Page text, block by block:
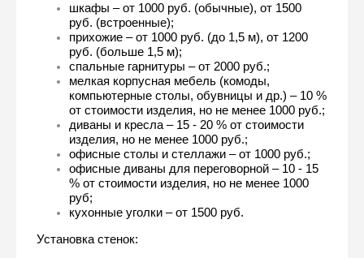
шкафы – от 1000 руб. (обычные), от 1500
руб. (встроенные);
прихожие – от 1000 руб. (до 1,5 м), от 1200
руб. (больше 1,5 м);
спальные гарнитуры – от 2000 руб.;
мелкая корпусная мебель (комоды,
компьютерные столы, обувницы и др.) – 10 %
от стоимости изделия, но не менее 1000 руб.;
диваны и кресла – 15 - 20 % от стоимости
изделия, но не менее 1000 руб.;
офисные столы и стеллажи – от 1000 руб.;
офисные диваны для переговорной – 10 - 15
% от стоимости изделия, но не менее 1000
руб;
кухонные уголки – от 1500 руб.
Установка стенок: